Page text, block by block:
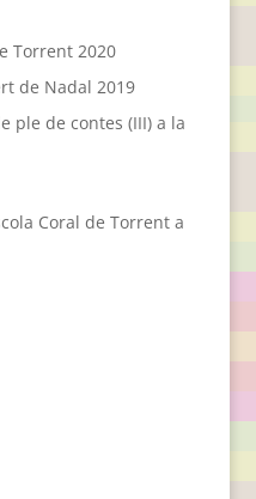
Torrent 2020
de Nadal 2019
ple de contes (III) a la
Coral de Torrent a